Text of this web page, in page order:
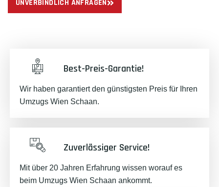
UNVERBINDLICH ANFRAGEN
Best-Preis-Garantie!
Wir haben garantiert den günstigsten Preis für Ihren
Umzugs Wien Schaan.
Zuverlässiger Service!
Mit über 20 Jahren Erfahrung wissen worauf es
beim Umzugs Wien Schaan ankommt.